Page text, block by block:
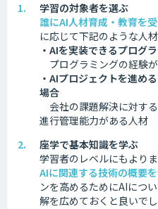
学習の対象者を選ぶ
誰にAI人材育成・教育を
に応じて下記のような人
・AIを実装できるプログ
プログラミングの経験
・AIプロジェクトを進め
場合
会社の課題解決に対す
進行管理能力がある人材
座学で基本知識を学ぶ
学習者のレベルにもより
AIに関連する技術の概要を
ンを高めるためにAIにつ
解を広めておくと良いでし